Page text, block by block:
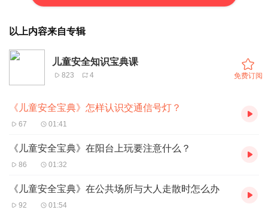
以上内容来自专辑
儿童安全知识宝典课
823 4 免费订阅
《儿童安全宝典》怎样认识交通信号灯？
67 01:41
《儿童安全宝典》在阳台上玩要注意什么？
86 01:32
《儿童安全宝典》在公共场所与大人走散时怎么办
92 01:54